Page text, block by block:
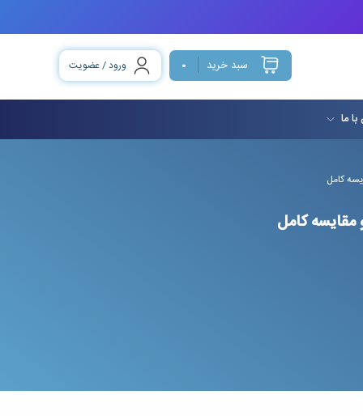
سبد خرید 0 ورود / عضویت
ما